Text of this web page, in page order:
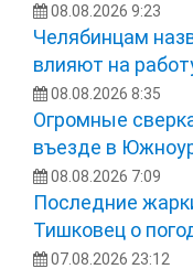
08.08.2026 9:23
Челябинцам
влияют на
08.08.2026 8:35
Огромные
въезде в
08.08.2026 7:09
Последние
Тишковец о
07.08.2026 23:12